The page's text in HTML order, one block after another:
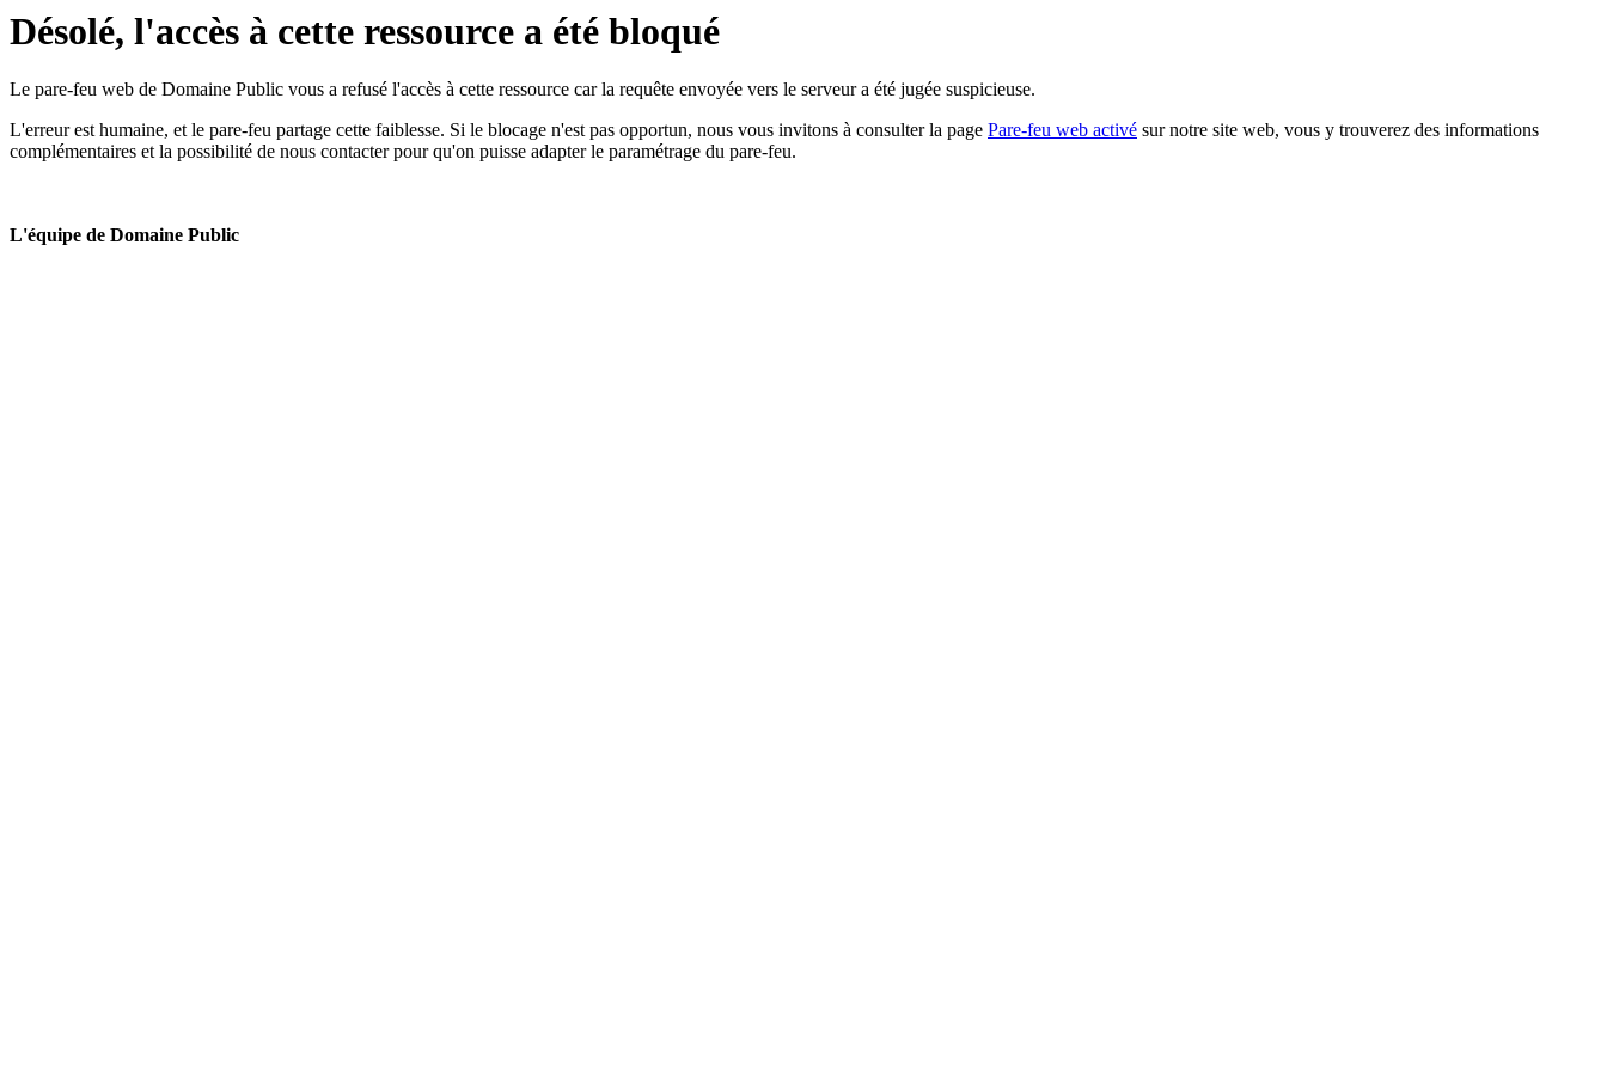
Désolé, l'accès à cette ressource a été bloqué
Le pare-feu web de Domaine Public vous a refusé l'accès à cette ressource car la requête envoyée vers le serveur a été jugée suspicieuse.
L'erreur est humaine, et le pare-feu partage cette faiblesse. Si le blocage n'est pas opportun, nous vous invitons à consulter la page Pare-feu web activé sur notre site web, vous y trouverez des informations
complémentaires et la possibilité de nous contacter pour qu'on puisse adapter le paramétrage du pare-feu.
L'équipe de Domaine Public